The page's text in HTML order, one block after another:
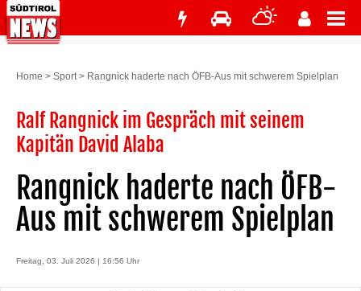
Home > Sport> Rangnick haderte nach ÖFB-Aus mit schwerem Spielplan
Ralf Rangnick im Gespräch mit seinem
Kapitän David Alaba
Rangnick haderte nach ÖFB-
Aus mit schwerem Spielplan
Freitag, 03. Juli 2026 | 16:56 Uhr